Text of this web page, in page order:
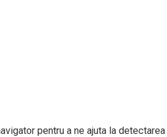
pentru a ne ajuta la detectarea